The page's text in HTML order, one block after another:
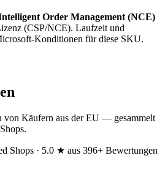
Order Management (NCE)
(CSP/NCE). Laufzeit und
Konditionen für diese SKU.
von Käufern aus der EU — gesammelt
Shops · 5.0 ★ aus 396+ Bewertungen